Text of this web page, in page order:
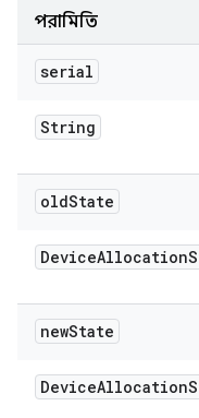
পরামিতি
serial
String
oldState
DeviceAllocation
newState
DeviceAllocation